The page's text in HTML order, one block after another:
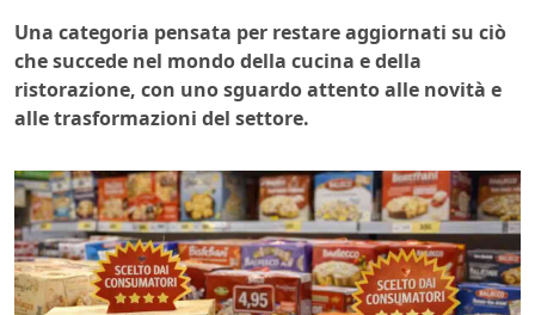
Una categoria pensata per restare aggiornati su ciò
che succede nel mondo della cucina e della
ristorazione, con uno sguardo attento alle novità e
alle trasformazioni del settore.